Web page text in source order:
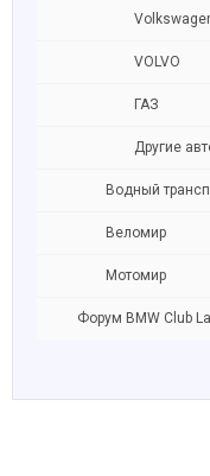
VOLVO
ГАЗ
Другие
Водный
Веломир
Мотомир
Форум BMW Club